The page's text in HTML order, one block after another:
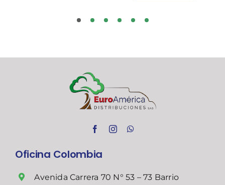
Oficina Colombia
Avenida Carrera 70 N° 53 – 73 Barrio